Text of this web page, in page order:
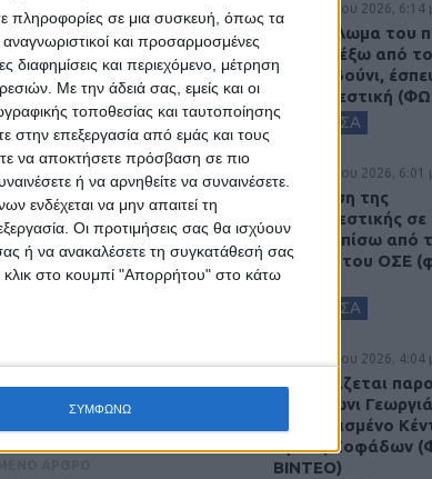
πληροφορίες σε μια συσκευή, όπως τα
και προσαρμοσμένες
και περιεχόμενο, μέτρηση
Με την άδειά σας, εμείς και οι
τοποθεσίας και ταυτοποίησης
στην επεξεργασία από εμάς και τους
να αποκτήσετε πρόσβαση σε πιο
ή να αρνηθείτε να συναινέσετε.
ενδέχεται να μην απαιτεί τη
Οι προτιμήσεις σας θα ισχύουν
ή να ανακαλέσετε τη συγκατάθεσή σας
κλικ στο κουμπί "Απορρήτου" στο κάτω
ΣΥΜΦΩΝΩ
5 Αυγούστου 2026, 6:14
Παρανάλωμα του
έγινε ΙΧ έξω από το
Μορφοβούνι,
Πυροσβεστική
ΚΑΡΔΙΤΣΑ
5 Αυγούστου 2026, 6:01
Επέμβαση της
Πυροσβεστικής σε
φωτιάς πίσω από
σταθμό του ΟΣΕ
βιντεο)
ΚΑΡΔΙΤΣΑ
5 Αυγούστου 2026, 4:04
Εγκαινιάζεται
του Άδωνι
ανακαινισμένο
Υγείας Σοφάδων
ΒΙΝΤΕΟ)